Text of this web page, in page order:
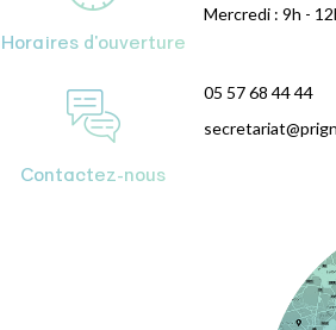
Horaires d'ouverture
Mercredi : 9h -
Contactez-nous
05 57 68 44 44